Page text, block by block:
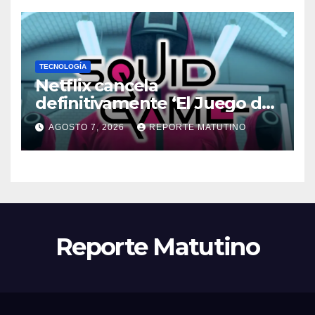
TECNOLOGÍA
Netflix cancela
definitivamente ‘El Juego del
Calamar’ de David Fincher
AGOSTO 7, 2026 REPORTE MATUTINO
Reporte Matutino